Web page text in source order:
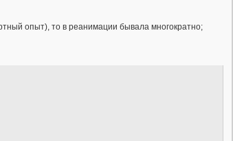
опыт), то в реанимации бывала многократно;